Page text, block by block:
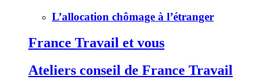
L’allocation chômage à l’étranger
France Travail et vous
Ateliers conseil de France Travail